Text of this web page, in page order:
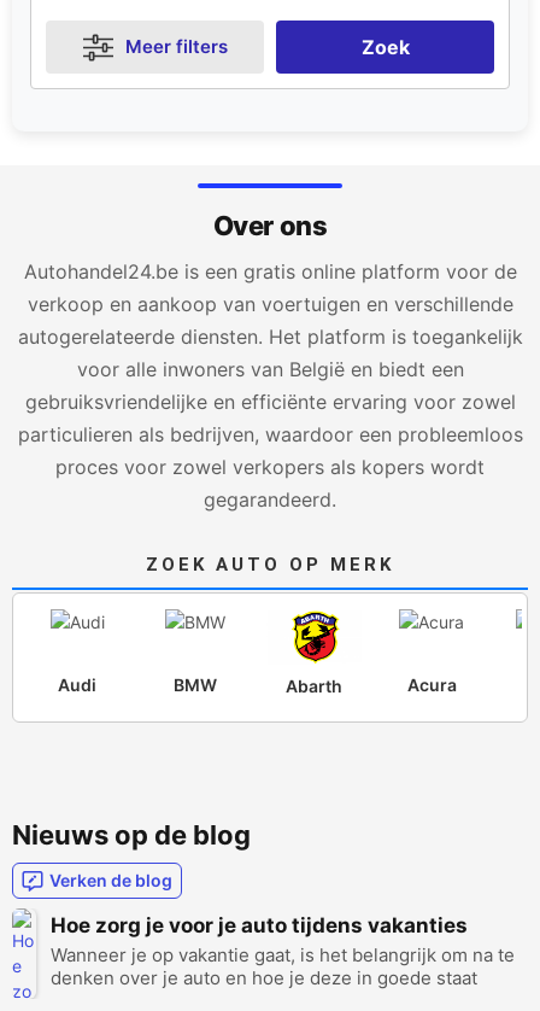
Meer filters Zoek
Over ons
Autohandel24.be is een gratis online platform voor de
verkoop en aankoop van voertuigen en verschillende
autogerelateerde diensten. Het platform is toegankelijk
voor alle inwoners van België en biedt een
gebruiksvriendelijke en efficiënte ervaring voor zowel
particulieren als bedrijven, waardoor een probleemloos
proces voor zowel verkopers als kopers wordt
gegarandeerd.
ZOEK AUTO OP MERK
Audi BMW Abarth Acura
Nieuws op de blog
Verken de blog
Hoe zorg je voor je auto tijdens vakanties
Wanneer je op vakantie gaat, is het belangrijk om na te
denken over je auto en hoe je deze in goede staat